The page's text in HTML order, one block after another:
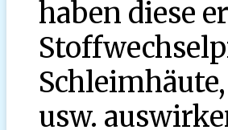
haben diese
usw.